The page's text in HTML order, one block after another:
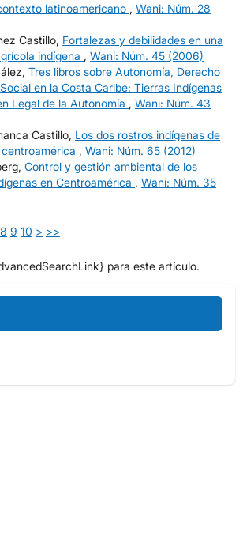
latinoamericano , Wani: Núm. 28
Castillo, Fortalezas y debilidades en una
indígena , Wani: Núm. 45 (2006)
Tres libros sobre Autonomía, Derecho
en la Costa Caribe: Tierras Indígenas
Legal de la Autonomía , Wani: Núm. 43
Castillo, Los dos rostros indígenas de
, Wani: Núm. 65 (2012)
Control y gestión ambiental de los
en Centroamérica , Wani: Núm. 35
8 9 10 > >>
para este artículo.